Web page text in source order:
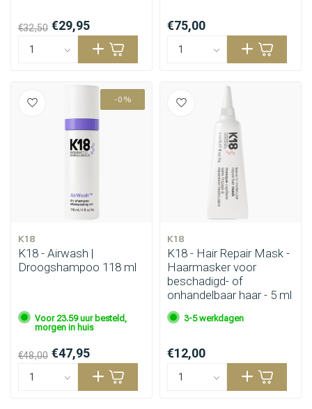
€32,50 €29,95 €75,00
-0%
K18
K18 - Airwash |
Droogshampoo 118 ml
Voor 23.59 uur besteld,
morgen in huis
€48,00 €47,95
K18
K18 - Hair Repair Mask -
Haarmasker voor
beschadigd- of
onhandelbaar haar - 5 ml
3-5 werkdagen
€12,00